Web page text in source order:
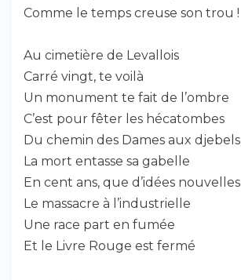
Comme le temps creuse son trou !
Au cimetière de Levallois
Carré vingt, te voilà
Un monument te fait de l’ombre
C’est pour fêter les hécatombes
Du chemin des Dames aux djebels
La mort entasse sa gabelle
En cent ans, que d’idées nouvelles
Le massacre à l’industrielle
Une race part en fumée
Et le Livre Rouge est fermé